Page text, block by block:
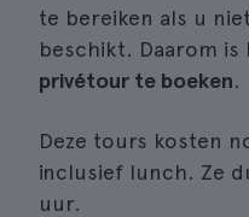
te bereiken als u
beschikt. Daarom
privétour te boeken.
Deze tours kosten
inclusief lunch. Ze
uur.